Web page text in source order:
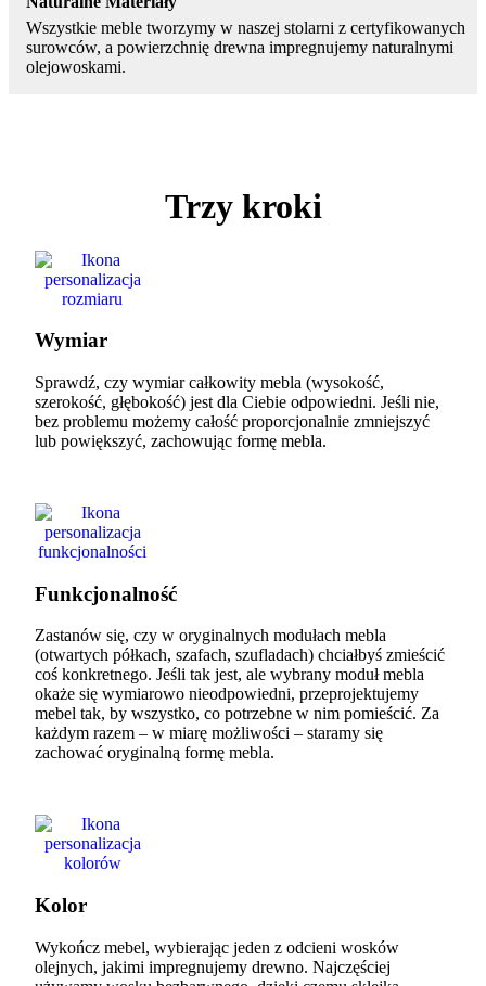
Wszystkie meble tworzymy w naszej stolarni z certyfikowanych
surowców, a powierzchnię drewna impregnujemy naturalnymi
olejowoskami.
Trzy kroki
Wymiar
Sprawdź, czy wymiar całkowity mebla (wysokość,
szerokość, głębokość) jest dla Ciebie odpowiedni. Jeśli nie,
bez problemu możemy całość proporcjonalnie zmniejszyć
lub powiększyć, zachowując formę mebla.
Funkcjonalność
Zastanów się, czy w oryginalnych modułach mebla
(otwartych półkach, szafach, szufladach) chciałbyś zmieścić
coś konkretnego. Jeśli tak jest, ale wybrany moduł mebla
okaże się wymiarowo nieodpowiedni, przeprojektujemy
mebel tak, by wszystko, co potrzebne w nim pomieścić. Za
każdym razem – w miarę możliwości – staramy się
zachować oryginalną formę mebla.
Kolor
Wykończ mebel, wybierając jeden z odcieni wosków
olejnych, jakimi impregnujemy drewno. Najczęściej